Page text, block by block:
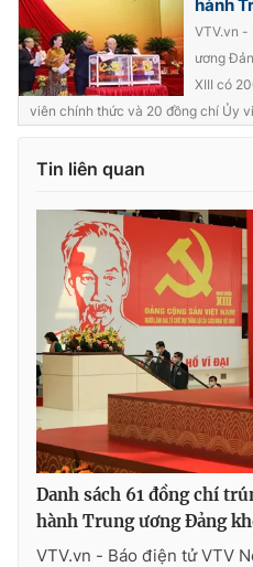
® Cấm sao chép dưới mọi hình
thuận bằng văn bản. Ghi rõ
hành
VTV.vn -
ương
XIII có
viên chính thức và 20 đồng chí Ủy
Tin liên quan
Danh sách 61 đồng chí
hành Trung ương Đảng
VTV.vn - Báo điện tử VTV